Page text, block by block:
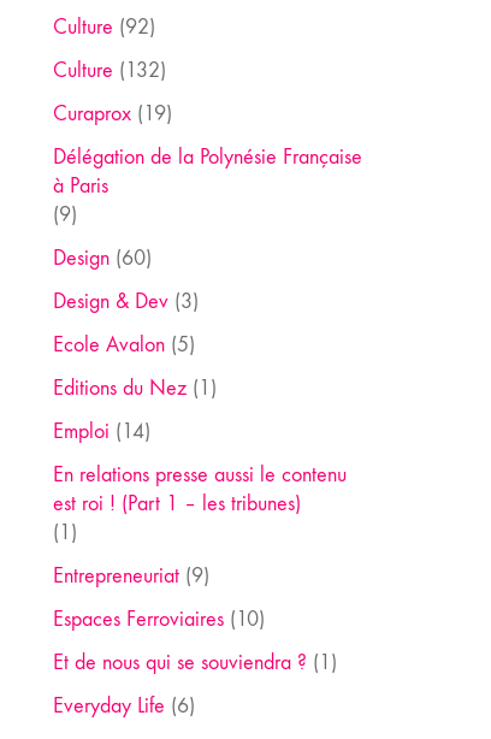
Culture (92)
Culture (132)
Curaprox(19)
Délégation de la Polynésie Française
à Paris
(9)
Design(60)
Design & Dev(3)
Ecole Avalon(5)
Editions du Nez(1)
Emploi (14)
En relations presse aussi le contenu
est roi ! (Part 1 – les tribunes)
(1)
Entrepreneuriat(9)
Espaces Ferroviaires(10)
Et de nous qui se souviendra ? (1)
Everyday Life (6)